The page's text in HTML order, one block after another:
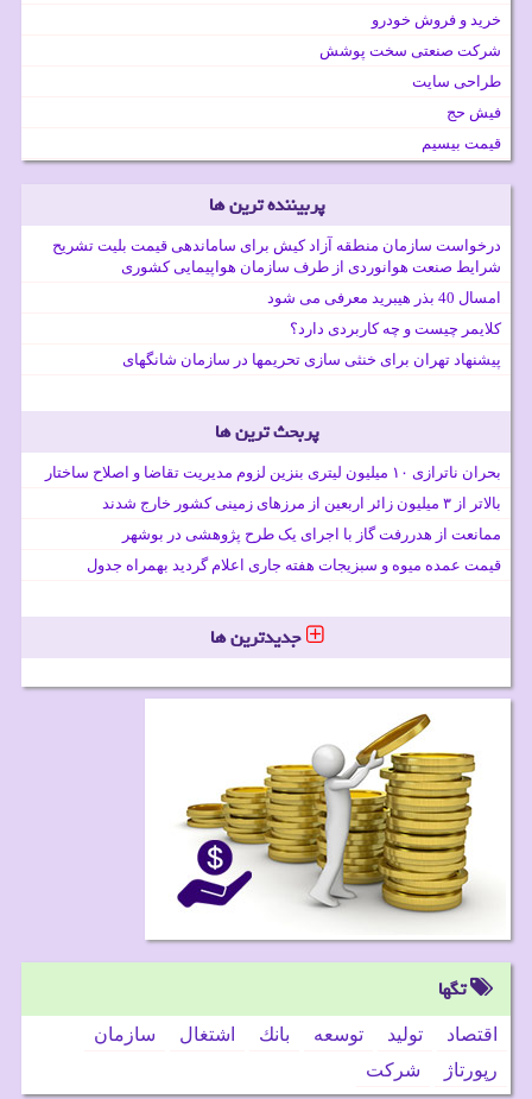
خرید و فروش خودرو
شرکت صنعتی سخت پوشش
طراحی سایت
فیش حج
قیمت بیسیم
پربیننده ترین ها
درخواست سازمان منطقه آزاد کیش برای ساماندهی قیمت بلیت تشریح
شرایط صنعت هوانوردی از طرف سازمان هواپیمایی کشوری
امسال 40 بذر هیبرید معرفی می شود
کلایمر چیست و چه کاربردی دارد؟
پیشنهاد تهران برای خنثی سازی تحریمها در سازمان شانگهای
پربحث ترین ها
بحران ناترازی ۱۰ میلیون لیتری بنزین لزوم مدیریت تقاضا و اصلاح ساختار
بالاتر از ۳ میلیون زائر اربعین از مرزهای زمینی کشور خارج شدند
ممانعت از هدررفت گاز با اجرای یک طرح پژوهشی در بوشهر
قیمت عمده میوه و سبزیجات هفته جاری اعلام گردید بهمراه جدول
جدیدترین ها
تگها
اقتصاد تولید توسعه بانك اشتغال
سازمان
رپورتاژ
شركت